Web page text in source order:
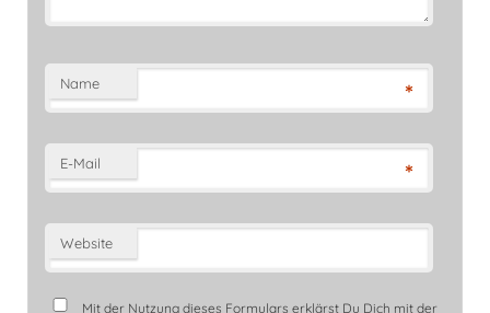
Name *
E-Mail *
Website
Mit der Nutzung dieses Formulars erklärst Du Dich mit der